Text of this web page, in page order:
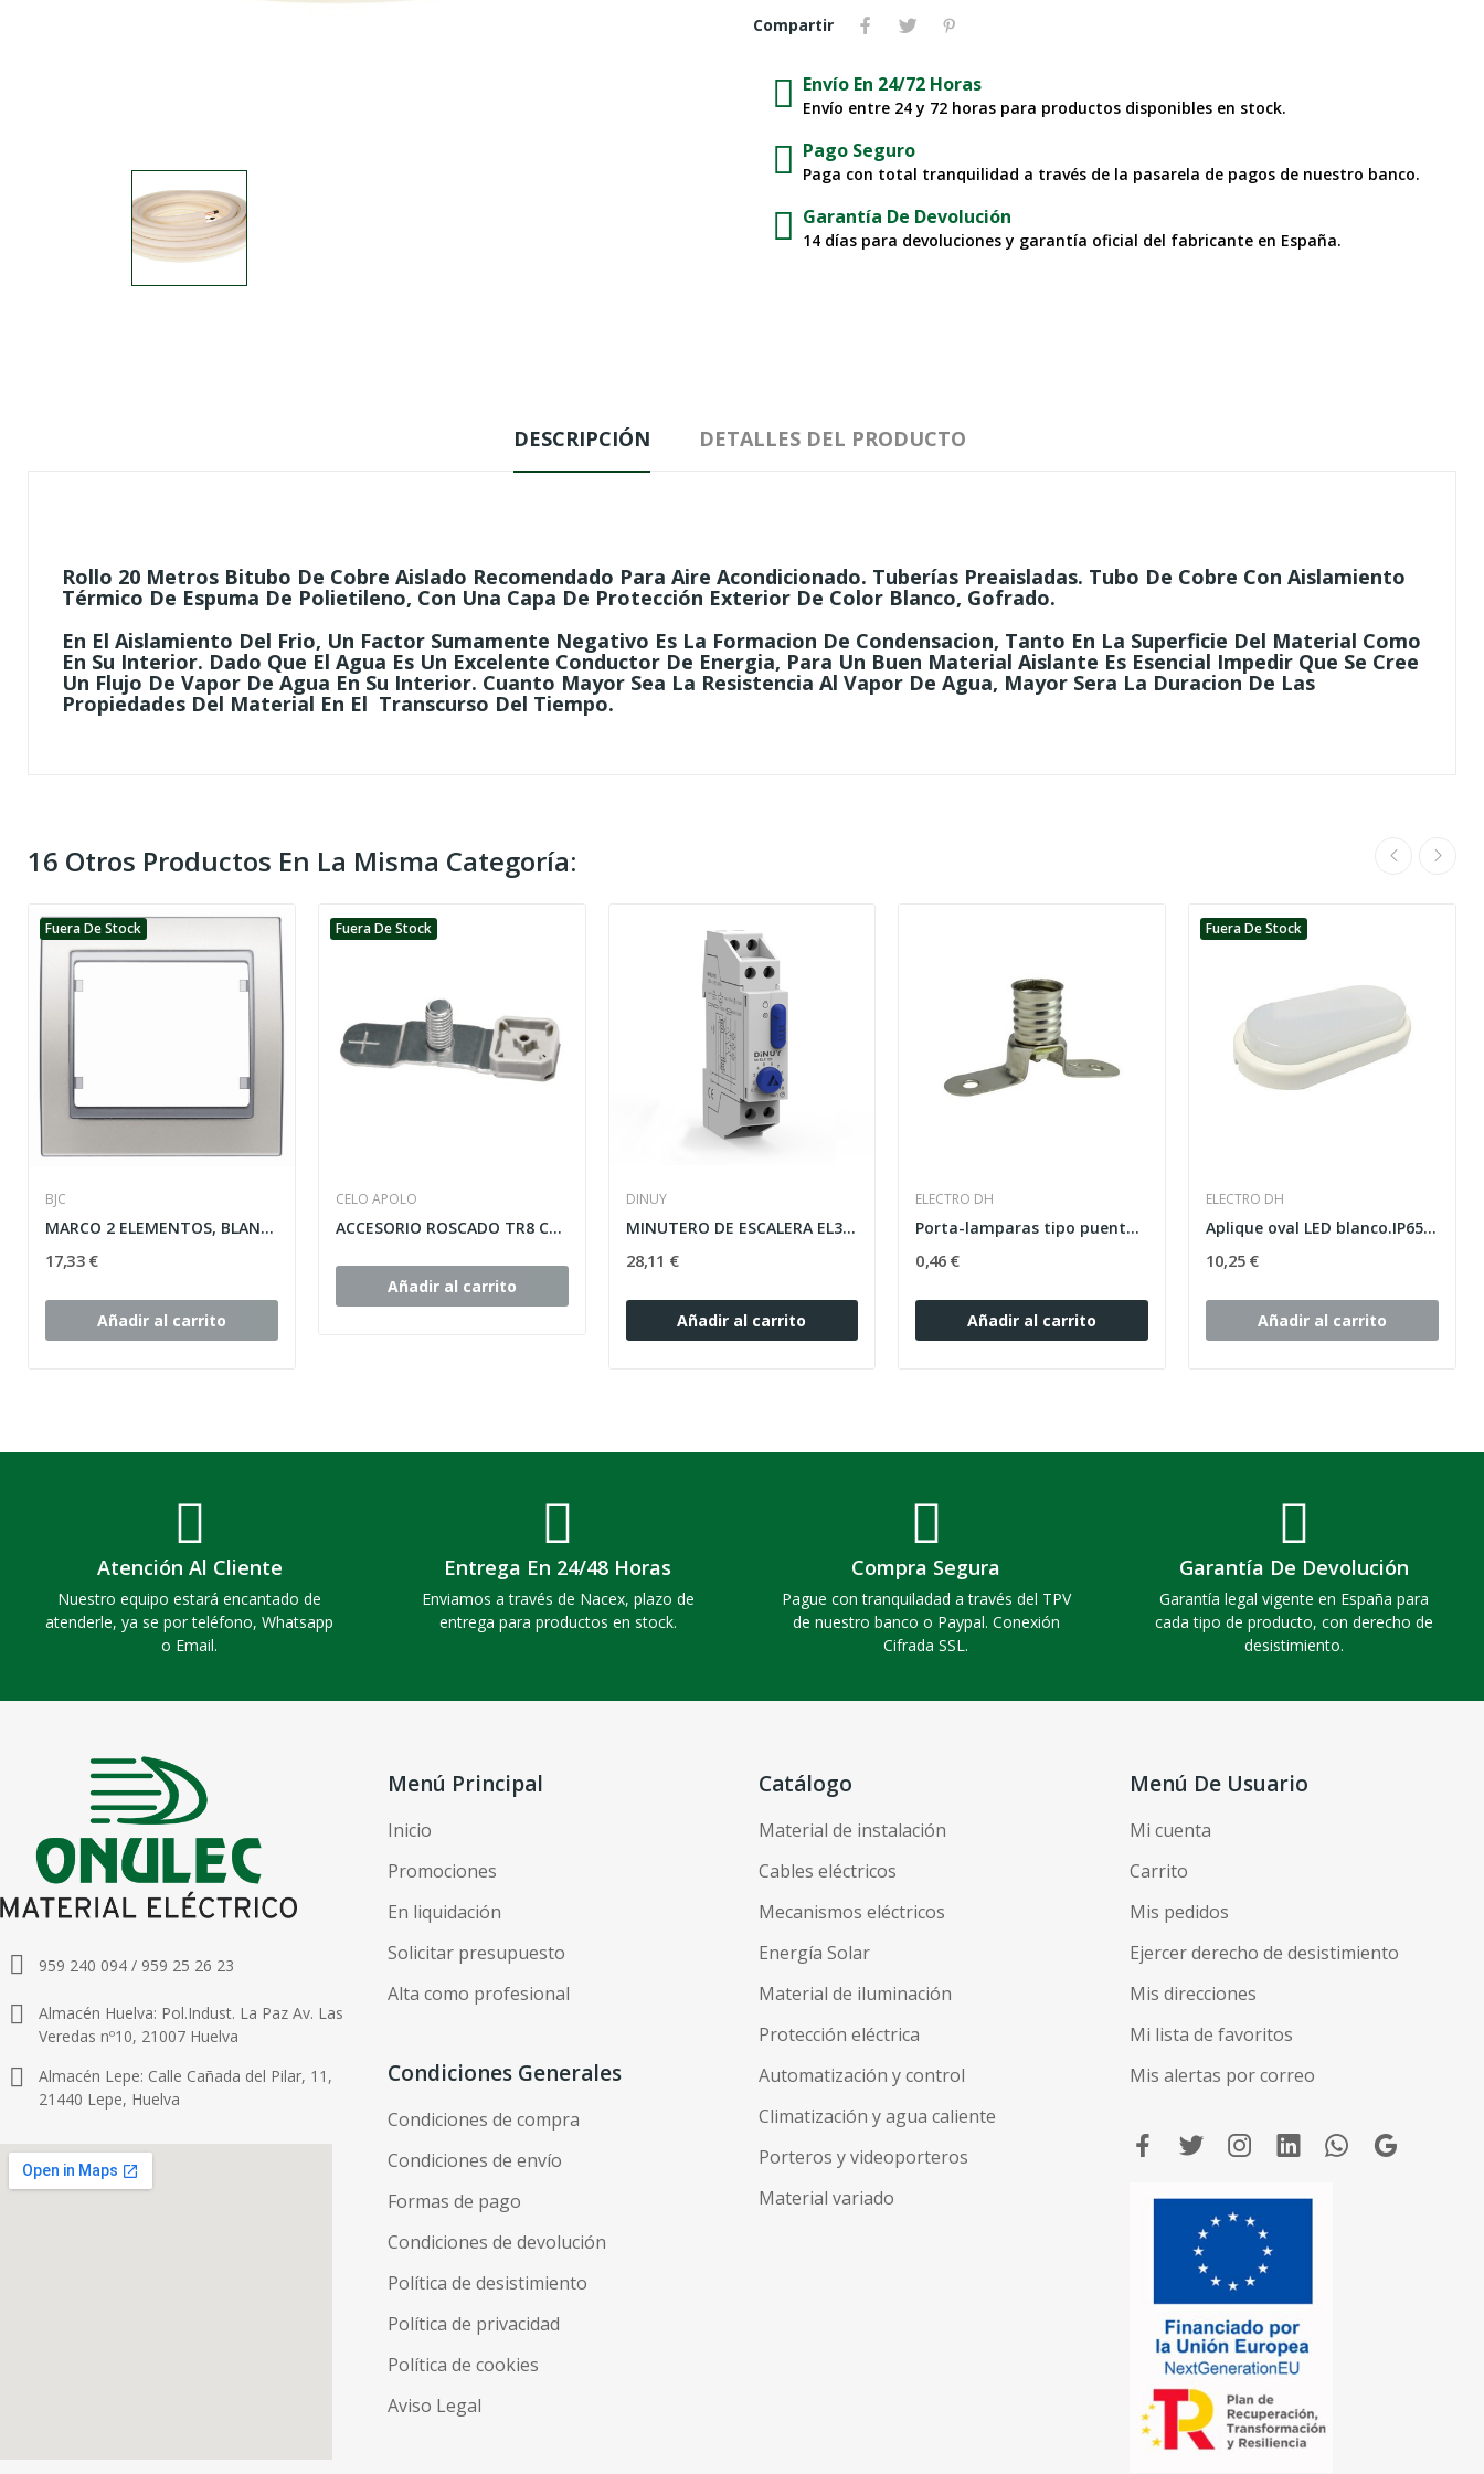
Compartir
Envío En 24/72 Horas
Envío entre 24 y 72 horas para productos disponibles en stock.
Pago Seguro
Paga con total tranquilidad a través de la pasarela de pagos de nuestro banco.
Garantía De Devolución
14 días para devoluciones y garantía oficial del fabricante en España.
DESCRIPCIÓN DETALLES DEL PRODUCTO
Rollo 20 Metros Bitubo De Cobre Aislado Recomendado Para Aire Acondicionado. Tuberías Preaisladas. Tubo De Cobre Con Aislamiento
Térmico De Espuma De Polietileno, Con Una Capa De Protección Exterior De Color Blanco, Gofrado.
En El Aislamiento Del Frio, Un Factor Sumamente Negativo Es La Formacion De Condensacion, Tanto En La Superficie Del Material Como
En Su Interior. Dado Que El Agua Es Un Excelente Conductor De Energia, Para Un Buen Material Aislante Es Esencial Impedir Que Se Cree
Un Flujo De Vapor De Agua En Su Interior. Cuanto Mayor Sea La Resistencia Al Vapor De Agua, Mayor Sera La Duracion De Las
Propiedades Del Material En El Transcurso Del Tiempo.
16 Otros Productos En La Misma Categoría:
Fuera De Stock
BJC
MARCO 2 ELEMENTOS, BLANCO-SATIN HORIZONTAL...
17,33 €
Añadir al carrito
Fuera De Stock
CELO APOLO
ACCESORIO ROSCADO TR8 CTO.M8x10 P/TRAK-IT (100...
Añadir al carrito
DINUY
MINUTERO DE ESCALERA EL3000 3/4H MI.EL3.004 16A...
28,11 €
Añadir al carrito
ELECTRO DH
Porta-lamparas tipo puente E-10
0,46 €
Añadir al carrito
Fuera De Stock
ELECTRO DH
Aplique oval LED blanco.IP65.8W.6500K
10,25 €
Añadir al carrito
Atención Al Cliente
Nuestro equipo estará encantado de
atenderle, ya se por teléfono, Whatsapp
o Email.
Entrega En 24/48 Horas
Enviamos a través de Nacex, plazo de
entrega para productos en stock.
Compra Segura
Pague con tranquiladad a través del TPV
de nuestro banco o Paypal. Conexión
Cifrada SSL.
Garantía De Devolución
Garantía legal vigente en España para
cada tipo de producto, con derecho de
desistimiento.
959 240 094 / 959 25 26 23
Almacén Huelva: Pol.Indust. La Paz Av. Las
Veredas nº10, 21007 Huelva
Almacén Lepe: Calle Cañada del Pilar, 11,
21440 Lepe, Huelva
Menú Principal
Inicio
Promociones
En liquidación
Solicitar presupuesto
Alta como profesional
Condiciones Generales
Condiciones de compra
Condiciones de envío
Formas de pago
Condiciones de devolución
Política de desistimiento
Política de privacidad
Política de cookies
Aviso Legal
Catálogo
Material de instalación
Cables eléctricos
Mecanismos eléctricos
Energía Solar
Material de iluminación
Protección eléctrica
Automatización y control
Climatización y agua caliente
Porteros y videoporteros
Material variado
Menú De Usuario
Mi cuenta
Carrito
Mis pedidos
Ejercer derecho de desistimiento
Mis direcciones
Mi lista de favoritos
Mis alertas por correo